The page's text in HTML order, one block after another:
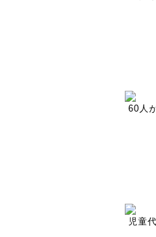
60人
児童